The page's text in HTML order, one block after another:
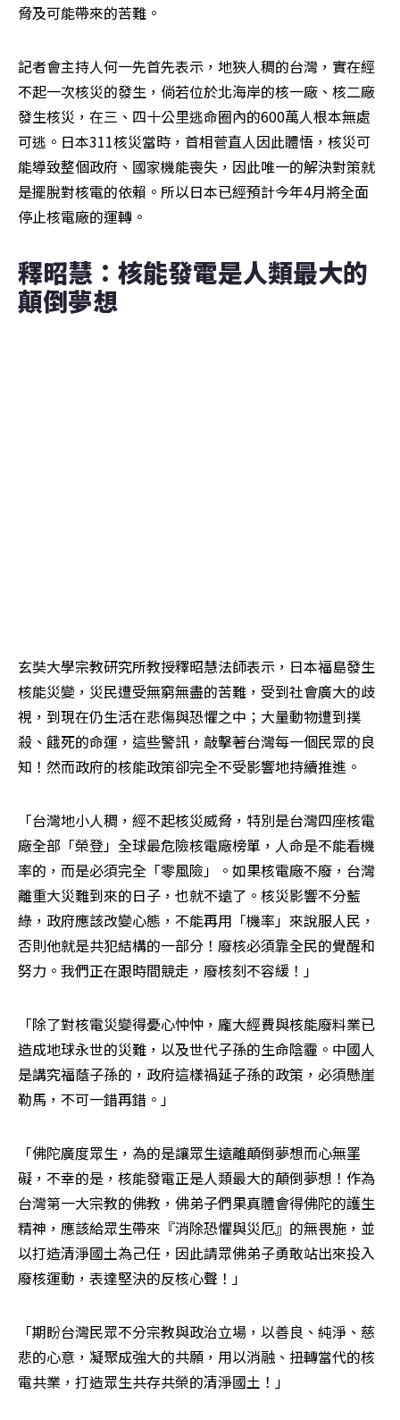
脅及可能帶來的苦難。
記者會主持人何一先首先表示，地狹人稠的台灣，實在經
不起一次核災的發生，倘若位於北海岸的核一廠、核二廠
發生核災，在三、四十公里逃命圈內的600萬人根本無處
可逃。日本311核災當時，首相菅直人因此體悟，核災可
能導致整個政府、國家機能喪失，因此唯一的解決對策就
是擺脫對核電的依賴。所以日本已經預計今年4月將全面
停止核電廠的運轉。
釋昭慧：核能發電是人類最大的
顛倒夢想
玄奘大學宗教研究所教授釋昭慧法師表示，日本福島發生
核能災變，災民遭受無窮無盡的苦難，受到社會廣大的歧
視，到現在仍生活在悲傷與恐懼之中；大量動物遭到撲
殺、餓死的命運，這些警訊，敲擊著台灣每一個民眾的良
知！然而政府的核能政策卻完全不受影響地持續推進。
「台灣地小人稠，經不起核災威脅，特別是台灣四座核電
廠全部「榮登」全球最危險核電廠榜單，人命是不能看機
率的，而是必須完全「零風險」。如果核電廠不廢，台灣
離重大災難到來的日子，也就不遠了。核災影響不分藍
綠，政府應該改變心態，不能再用「機率」來說服人民，
否則他就是共犯結構的一部分！廢核必須靠全民的覺醒和
努力。我們正在跟時間競走，廢核刻不容緩！」
「除了對核電災變得憂心忡忡，龐大經費與核能廢料業已
造成地球永世的災難，以及世代子孫的生命陰霾。中國人
是講究福蔭子孫的，政府這樣禍延子孫的政策，必須懸崖
勒馬，不可一錯再錯。」
「佛陀廣度眾生，為的是讓眾生遠離顛倒夢想而心無罣
礙，不幸的是，核能發電正是人類最大的顛倒夢想！作為
台灣第一大宗教的佛教，佛弟子們果真體會得佛陀的護生
精神，應該給眾生帶來『消除恐懼與災厄』的無畏施，並
以打造清淨國土為己任，因此請眾佛弟子勇敢站出來投入
廢核運動，表達堅決的反核心聲！」
「期盼台灣民眾不分宗教與政治立場，以善良、純淨、慈
悲的心意，凝聚成強大的共願，用以消融、扭轉當代的核
電共業，打造眾生共存共榮的清淨國土！」